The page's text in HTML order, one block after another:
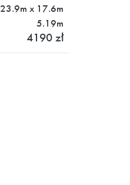
23.9m x 17.6m
5.19m
4190 zł